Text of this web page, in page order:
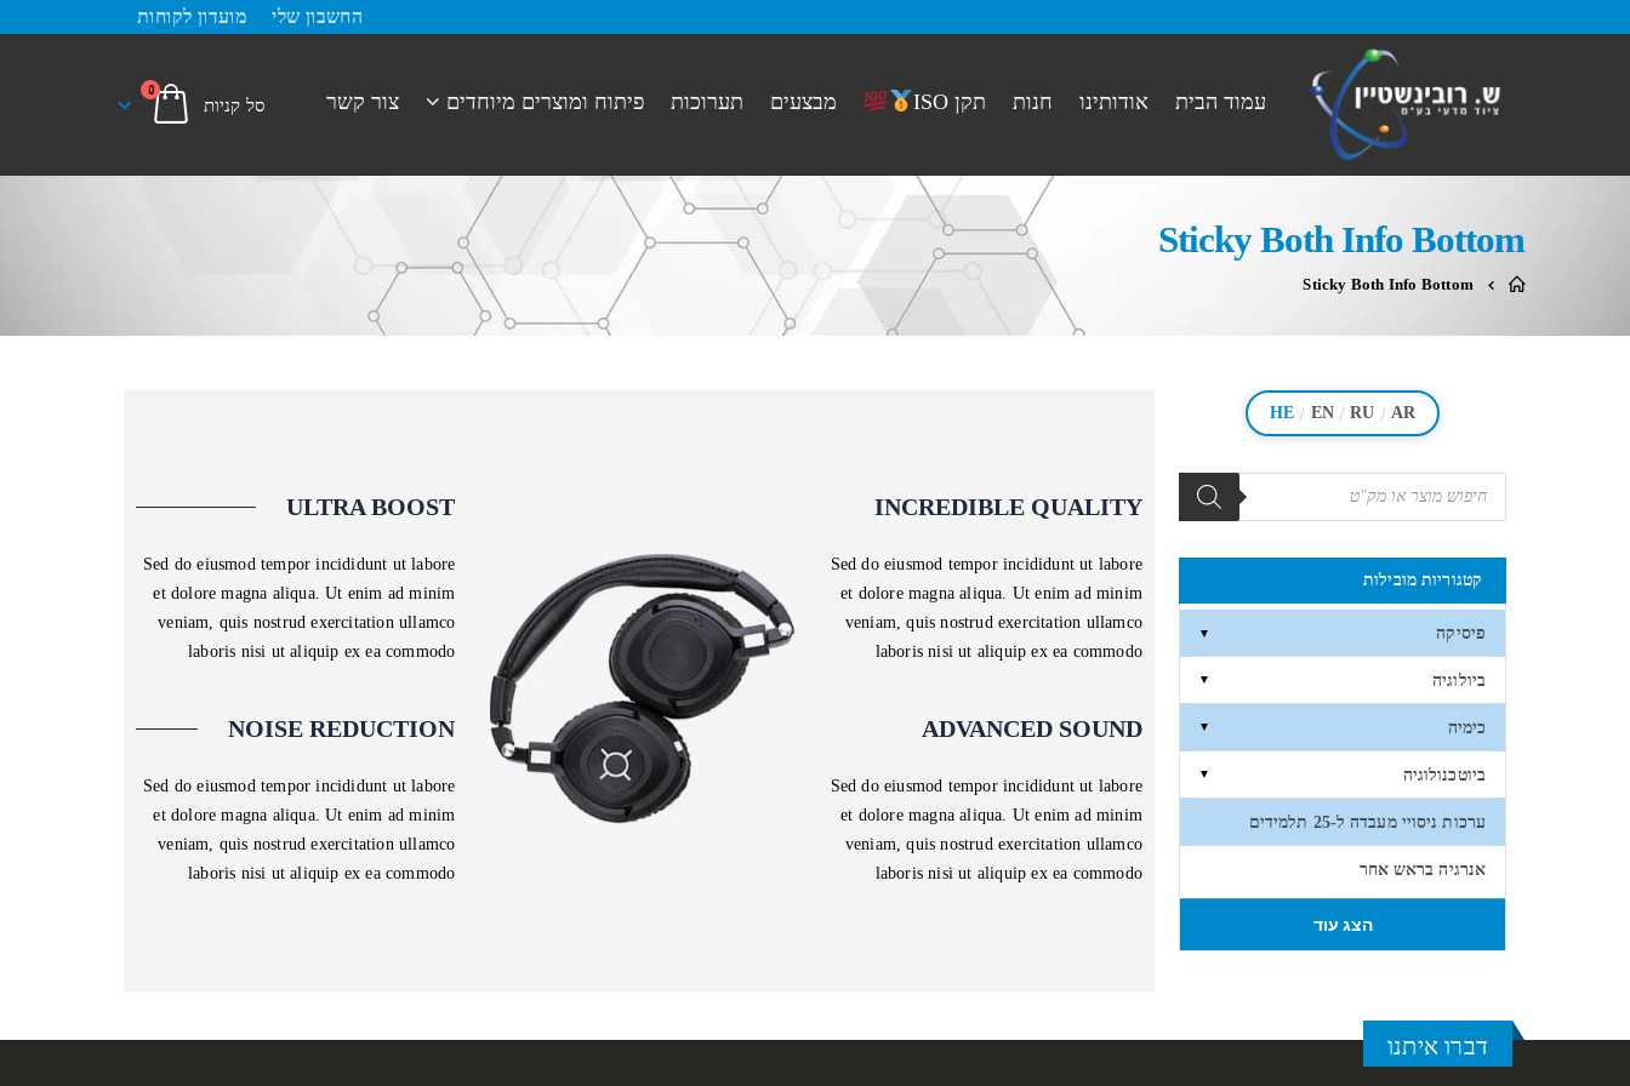
החשבון שלי מועדון לקוחות
עמוד הבית אודותינו חנות תקן ISO מבצעים תערוכות פיתוח ומוצרים מיוחדים צור קשר 0
Sticky Both Info Bottom
Sticky Both Info Bottom
INCREDIBLE QUALITY
Sed do eiusmod tempor incididunt ut labore
et dolore magna aliqua. Ut enim ad minim
veniam, quis nostrud exercitation ullamco
laboris nisi ut aliquip ex ea commodo
ADVANCED SOUND
Sed do eiusmod tempor incididunt ut labore
et dolore magna aliqua. Ut enim ad minim
veniam, quis nostrud exercitation ullamco
laboris nisi ut aliquip ex ea commodo
ULTRA BOOST
Sed do eiusmod tempor incididunt ut labore
et dolore magna aliqua. Ut enim ad minim
veniam, quis nostrud exercitation ullamco
laboris nisi ut aliquip ex ea commodo
NOISE REDUCTION
Sed do eiusmod tempor incididunt ut labore
et dolore magna aliqua. Ut enim ad minim
veniam, quis nostrud exercitation ullamco
laboris nisi ut aliquip ex ea commodo
HE / EN / RU / AR
מוצרים
search
קטגוריות מובילות
פיסיקה ▼
ביולוגיה ▼
כימיה ▼
ביוטכנולוגיה ▼
ערכות ניסויי מעבדה ל-25 תלמידים
אנרגיה בראש אחר
הצג עוד
דברו איתנו